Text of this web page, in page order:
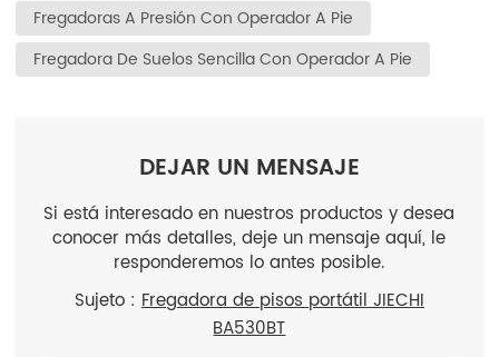
Fregadoras A Presión Con Operador A Pie
Fregadora De Suelos Sencilla Con Operador A Pie
DEJAR UN MENSAJE
Si está interesado en nuestros productos y desea
conocer más detalles, deje un mensaje aquí, le
responderemos lo antes posible.
Sujeto : Fregadora de pisos portátil JIECHI
BA530BT